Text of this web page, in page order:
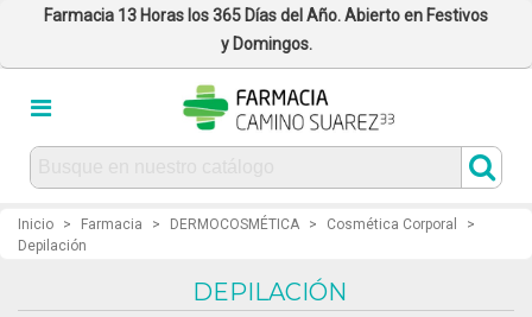
Farmacia 13 Horas los 365 Días del Año. Abierto en Festivos
y Domingos.
Inicio > Farmacia > DERMOCOSMÉTICA > Cosmética Corporal
>
Depilación
DEPILACIÓN